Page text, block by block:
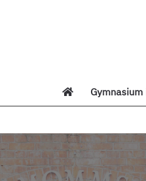
Gymnasium